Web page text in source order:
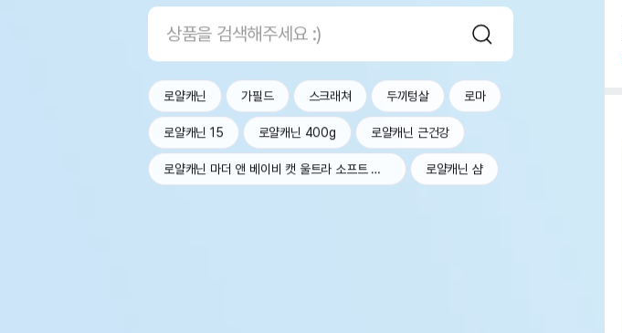
로얄캐닌 가필드 스크래쳐 두끼텅살 로마
로얄캐닌 15 로얄캐닌 400g 로얄캐닌 근건강
로얄캐닌 마더 앤 베이비 캣 울트라 소프트 무스 트레이 100g 로얄캐닌 샴